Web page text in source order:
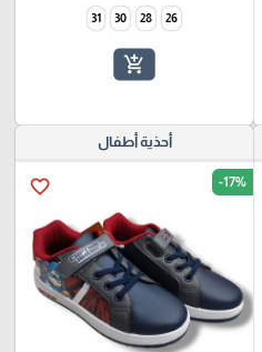
26
28
30
31
add_shopping_cart
أحذية أطفال
favorite_border -17%